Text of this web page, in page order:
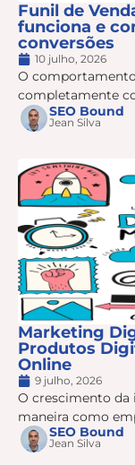
Funil de
funciona e
conversões
10 julho, 2026
O
completamente
SEO Bound
Jean Silva
Marketing
Produtos
Online
9 julho, 2026
O crescimento
maneira como
SEO Bound
Jean Silva